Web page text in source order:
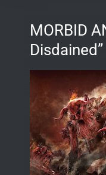
MORBID
Disdained”